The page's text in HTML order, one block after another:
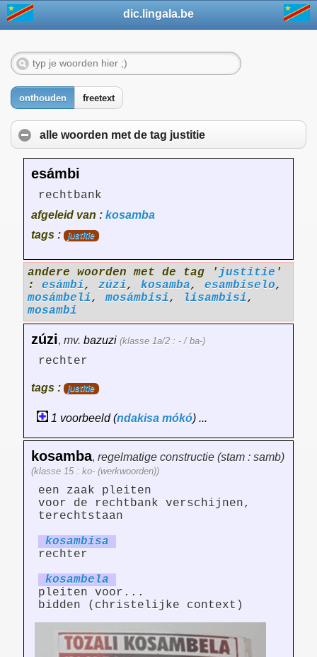
dic.lingala.be
onthouden freetext
alle woorden met de tag justitie
esámbi
rechtbank
afgeleid van : kosamba
tags :
justitie
andere woorden met de tag ' justitie '
: esámbi, zúzi, kosamba, esambiselo,
mosámbeli,mosámbisi, lisambisi,
mosambi
zúzi, mv. bazuzi (klasse 1a/2 : - / ba-)
rechter
tags : justitie
1 voorbeeld (ndakisa mókó) ...
kosamba, regelmatige constructie (stam : samb)
(klasse 15 : ko- (werkwoorden))
een zaak pleiten
voor de rechtbank verschijnen,
terechtstaan
kosambisa
rechter
kosambela
pleiten voor...
bidden (christelijke context)